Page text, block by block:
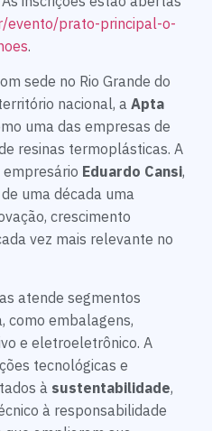
evento/prato-principal-o-
.
sede no Rio Grande do
nacional, aApta
uma das empresas de
resinas termoplásticas. A
Eduardo Cansi,
uma década uma
crescimento
vez mais relevante no
atende segmentos
como embalagens,
e eletroeletrônico. A
tecnológicas e
à sustentabilidade,
à responsabilidade